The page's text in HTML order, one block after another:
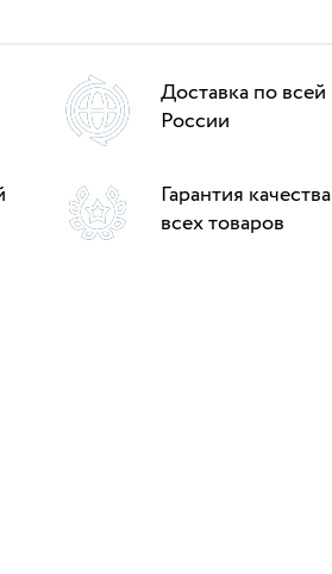
Доставка по всей
России
Гарантия качества
всех товаров